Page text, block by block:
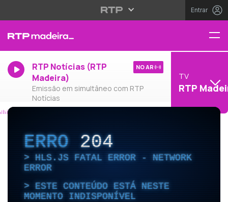
Entrar
RTP Notícias (RTP
Madeira)
Emissão em simultâneo com RTP
Notícias
NO AR
TV
RTP
ERRO204
HLS.JS FATAL ERROR - NETWORK
ERROR
ESTE CONTEÚDO ESTÁ NESTE
MOMENTO INDISPONÍVEL